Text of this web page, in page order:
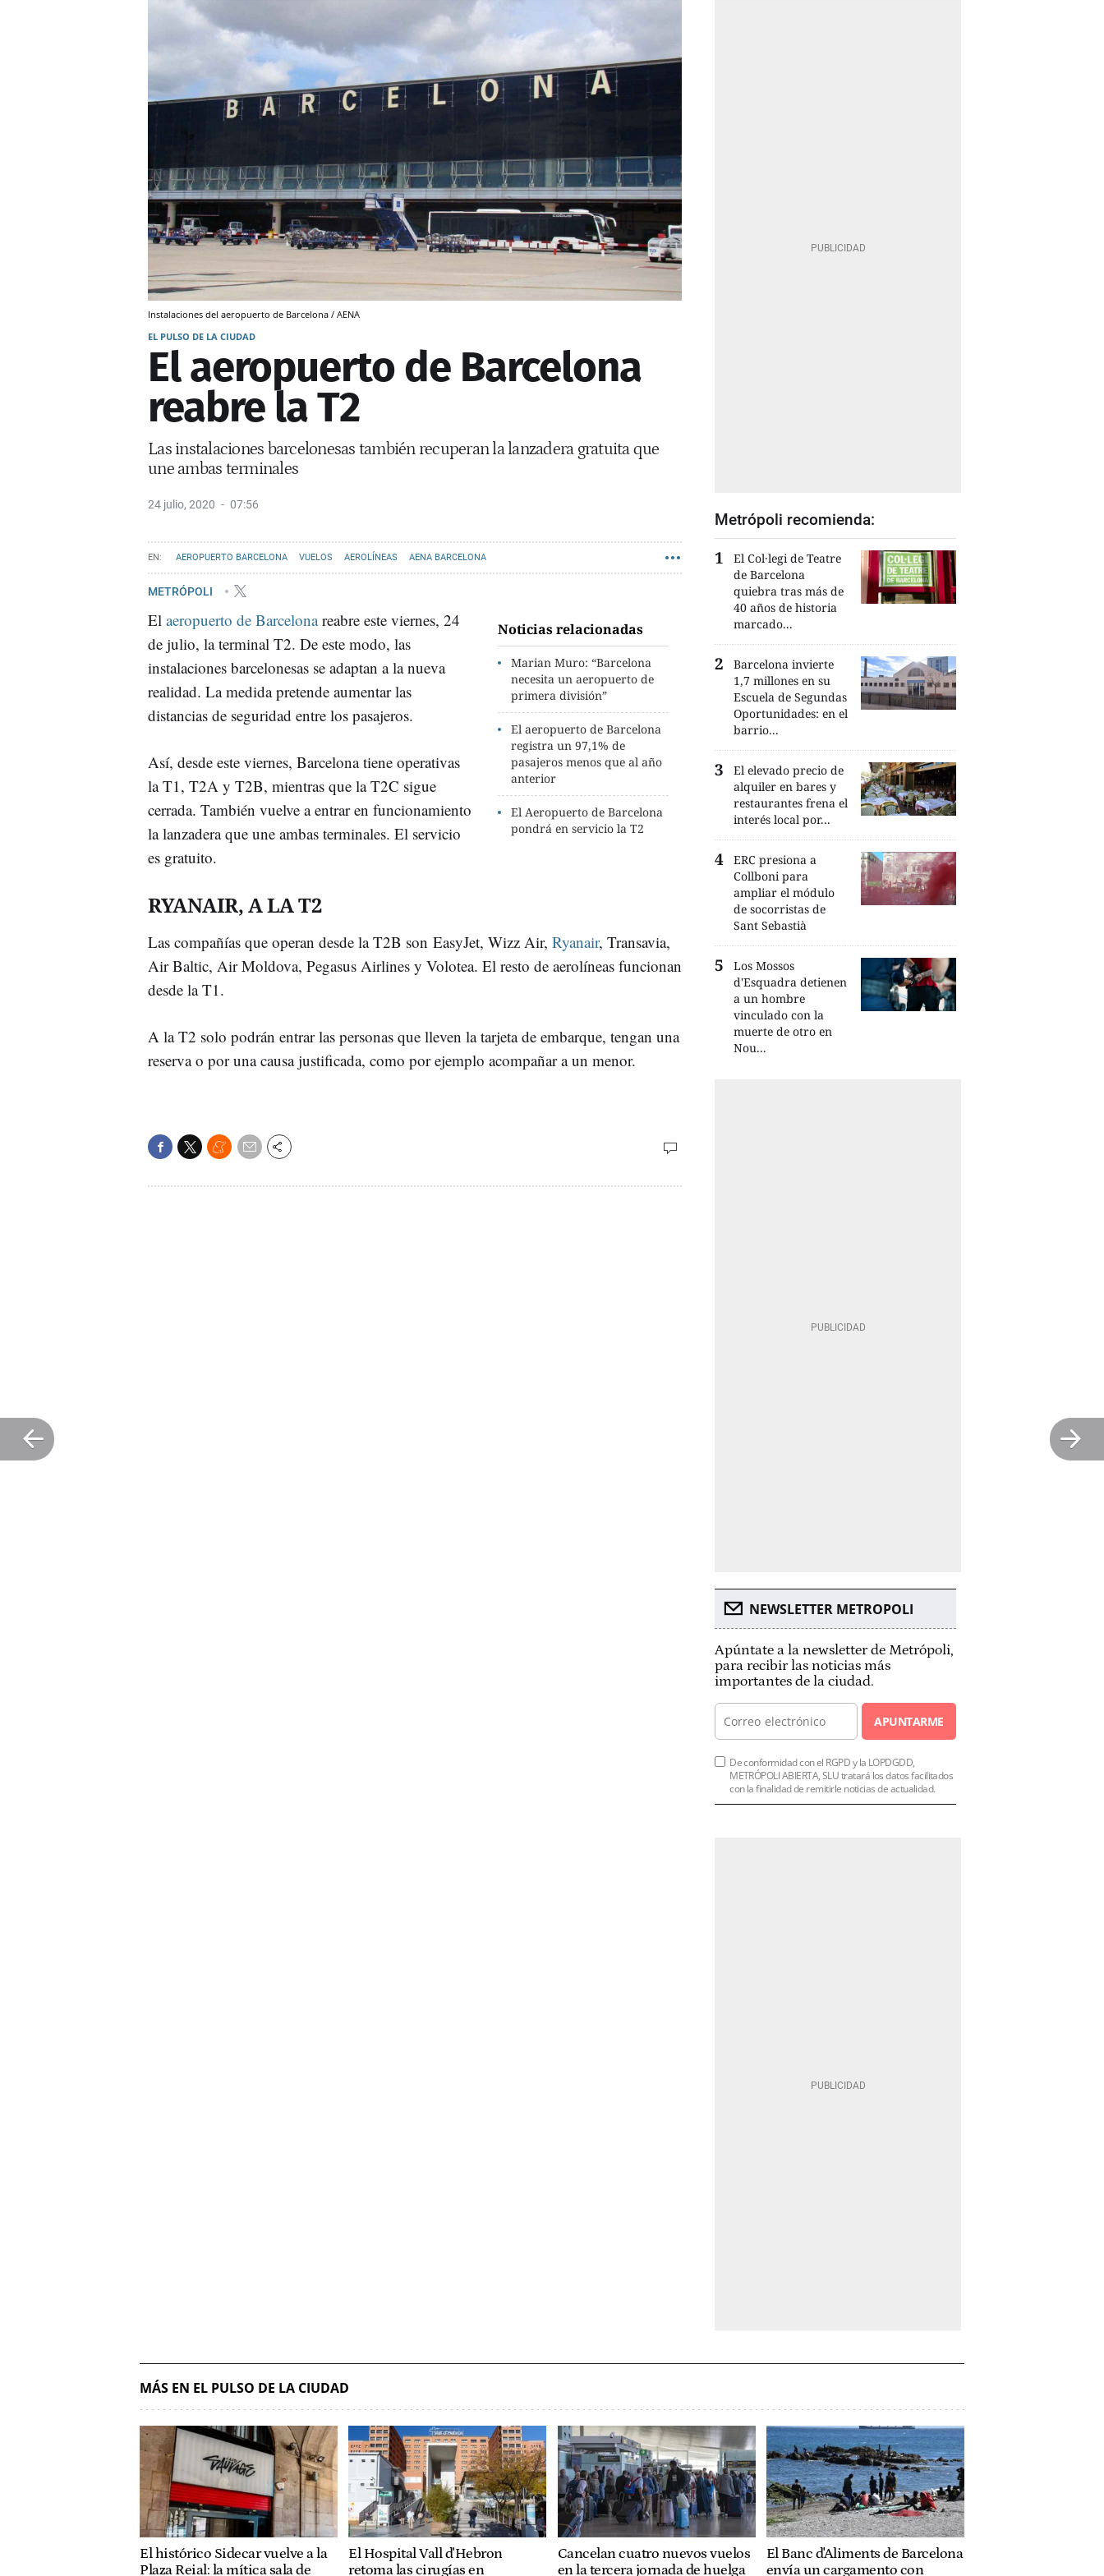
Instalaciones del aeropuerto de Barcelona / AENA
EL PULSO DE LA CIUDAD
El aeropuerto de Barcelona
reabre la T2
Las instalaciones barcelonesas también recuperan la lanzadera gratuita que
une ambas terminales
24 julio, 2020 07:56
AEROPUERTO BARCELONA VUELOS AEROLÍNEAS AENA BARCELONA
METRÓPOLI
Noticias relacionadas
Marian Muro: “Barcelona
necesita un aeropuerto de
primera división”
El aeropuerto de Barcelona
registra un 97,1% de
pasajeros menos que al año
anterior
El Aeropuerto de Barcelona
pondrá en servicio la T2
El aeropuerto de Barcelonareabre este viernes, 24
de julio, la terminal T2. De este modo, las
instalaciones barcelonesas se adaptan a la nueva
realidad. La medida pretende aumentar las
distancias de seguridad entre los pasajeros.
Así, desde este viernes, Barcelona tiene operativas
la T1, T2A y T2B, mientras que la T2C sigue
cerrada. También vuelve a entrar en funcionamiento
la lanzadera que une ambas terminales. El servicio
es gratuito.
RYANAIR, A LA T2
Las compañías que operan desde la T2B son EasyJet, Wizz Air, Ryanair, Transavia,
Air Baltic, Air Moldova, Pegasus Airlines y Volotea. El resto de aerolíneas funcionan
desde la T1.
A la T2 solo podrán entrar las personas que lleven la tarjeta de embarque, tengan una
reserva o por una causa justificada, como por ejemplo acompañar a un menor.
Metrópoli recomienda:
El Col·legi de Teatre
de Barcelona
quiebra tras más de
40 años de historia
marcado...
Barcelona invierte
1,7 millones en su
Escuela de Segundas
Oportunidades: en el
barrio...
El elevado precio de
alquiler en bares y
restaurantes frena el
interés local por...
ERC presiona a
Collboni para
ampliar el módulo
de socorristas de
Sant Sebastià
Los Mossos
d'Esquadra detienen
a un hombre
vinculado con la
muerte de otro en
Nou...
NEWSLETTER METROPOLI
Apúntate a la newsletter de Metrópoli,
para recibir las noticias más
importantes de la ciudad.
APUNTARME
De conformidad con el RGPD y la LOPDGDD,
METRÓPOLI ABIERTA, SLU tratará los datos facilitados
con la finalidad de remitirle noticias de actualidad.
MÁS EN EL PULSO DE LA CIUDAD
El histórico Sidecar vuelve a la
Plaza Reial: la mítica sala de
El Hospital Vall d'Hebron
retoma las cirugías en
Cancelan cuatro nuevos vuelos
en la tercera jornada de huelga
El Banc d'Aliments de Barcelona
envía un cargamento con